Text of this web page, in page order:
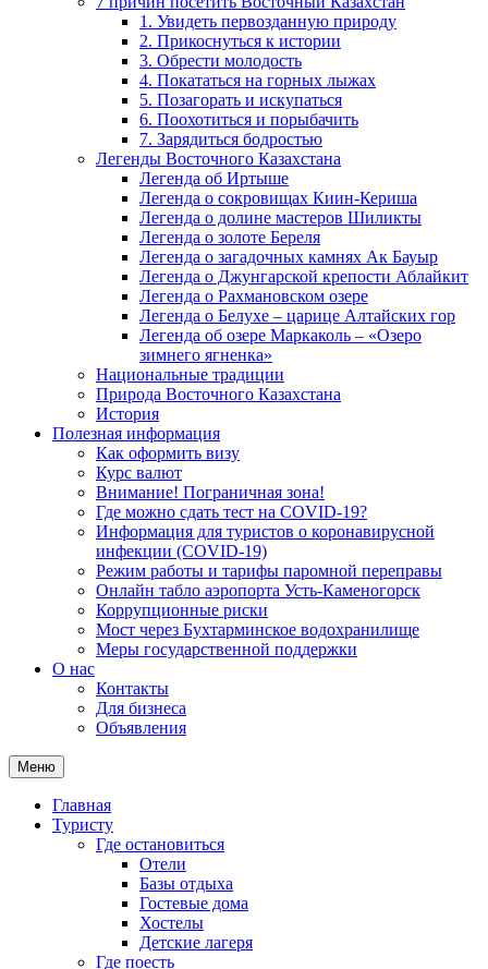
1. Увидеть первозданную природу
2. Прикоснуться к истории
3. Обрести молодость
4. Покататься на горных лыжах
5. Позагорать и искупаться
6. Поохотиться и порыбачить
7. Зарядиться бодростью
Легенды Восточного Казахстана
Легенда об Иртыше
Легенда о сокровищах Киин-Кериша
Легенда о долине мастеров Шиликты
Легенда о золоте Береля
Легенда о загадочных камнях Ак Бауыр
Легенда о Джунгарской крепости Аблайкит
Легенда о Рахмановском озере
Легенда о Белухе – царице Алтайских гор
Легенда об озере Маркаколь – «Озеро
зимнего ягненка»
Национальные традиции
Природа Восточного Казахстана
История
Полезная информация
Как оформить визу
Курс валют
Внимание! Пограничная зона!
Где можно сдать тест на COVID-19?
Информация для туристов о коронавирусной
инфекции (COVID-19)
Режим работы и тарифы паромной переправы
Онлайн табло аэропорта Усть-Каменогорск
Коррупционные риски
Мост через Бухтарминское водохранилище
Меры государственной поддержки
О нас
Контакты
Для бизнеса
Объявления
Меню
Главная
Туристу
Где остановиться
Отели
Базы отдыха
Гостевые дома
Хостелы
Детские лагеря
Где поесть